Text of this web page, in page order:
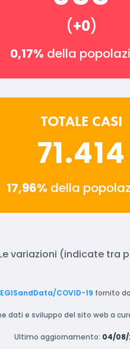
(+0)
0,17% della
TOTALE CASI
71.414
17,96% della
variazioni (indicate tra
COVID-19 fornito
dati e sviluppo del sito web a
Ultimo aggiornamento: 04/